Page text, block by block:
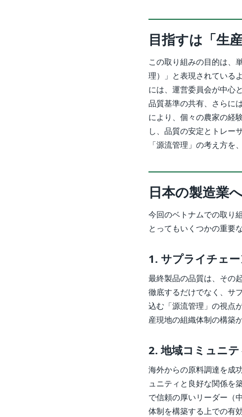
目指すは「生
この取り組みの目的は
理）」と表現されている
には、運営委員会が中心
品質基準の共有、さらに
により、個々の農家の経
し、品質の安定とトレー
「源流管理」の考え方を
日本の製造業
今回のベトナムでの取り
とってもいくつかの重要
1. サプライチェ
最終製品の品質は、その
徹底するだけでなく、サ
込む「源流管理」の視点
産現地の組織体制の構築
2. 地域コミュニ
海外からの原料調達を成
ュニティと良好な関係を
で信頼の厚いリーダー（
体制を構築する上での有